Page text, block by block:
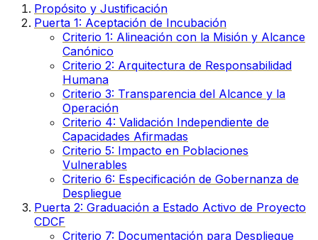
Propósito y Justificación
Puerta 1: Aceptación de Incubación
Criterio 1: Alineación con la Misión y Alcance
Canónico
Criterio 2: Arquitectura de Responsabilidad
Humana
Criterio 3: Transparencia del Alcance y la
Operación
Criterio 4: Validación Independiente de
Capacidades Afirmadas
Criterio 5: Impacto en Poblaciones
Vulnerables
Criterio 6: Especificación de Gobernanza de
Despliegue
Puerta 2: Graduación a Estado Activo de Proyecto
CDCF
Criterio 7: Documentación para Despliegue